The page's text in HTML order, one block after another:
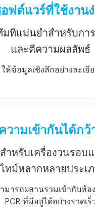
ฟต์แวร์ที่ใช้งาน
มที่แม่นยำสำหรับกา
และตีความผลลัพธ์
ให้ข้อมูลเชิงลึกอย่างละเอี
ความเข้ากันได้กว้
ำหรับเครื่องวนรอบ
ไทม์หลากหลายประเ
มารถผสานรวมเข้ากับห้อ
PCR ที่มีอยู่ได้อย่างรวดเร็